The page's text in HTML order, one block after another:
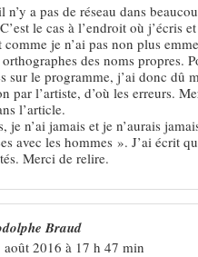
n’y a pas de réseau dans
le cas à l’endroit où j’écris
je n’ai pas non plus
des noms propres.
sur le programme, j’ai donc dû
par l’artiste, d’où les erreurs.
l’article.
je n’ai jamais et je n’aurais
avec les hommes ». J’ai écrit
Merci de relire.
Braud
août 2016 à 17 h 47 min